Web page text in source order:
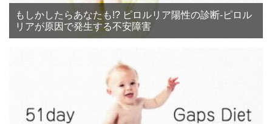
もしかしたらあなたも!? ピロルリア陽性の診断‐ピロル
リアが原因で発生する不安障害